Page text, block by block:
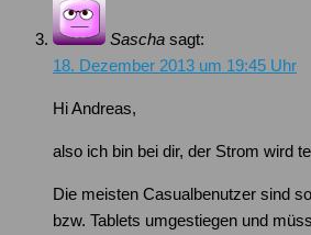
Sascha sagt:
18. Dezember 2013 um 19:45 Uhr
Hi Andreas,
also ich bin bei dir, der Strom wird
Die meisten Casualbenutzer sind
bzw. Tablets umgestiegen und